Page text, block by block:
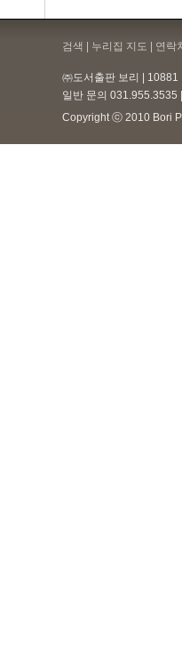
검색 | 누리집 지도 | 연락
㈜도서출판 보리 |
일반 문의
Copyright ⓒ 2010 Bori